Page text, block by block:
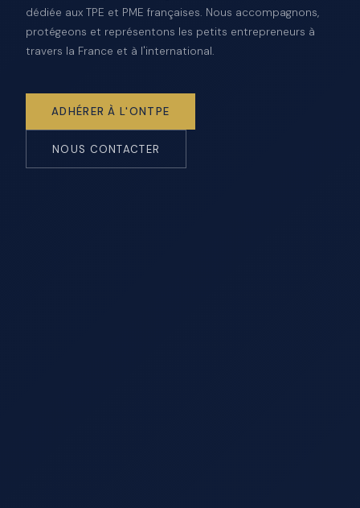
dédiée aux TPE et PME françaises. Nous accompagnons,
protégeons et représentons les petits entrepreneurs à
travers la France et à l'international.
ADHÉRER À L'ONTPE
NOUS CONTACTER